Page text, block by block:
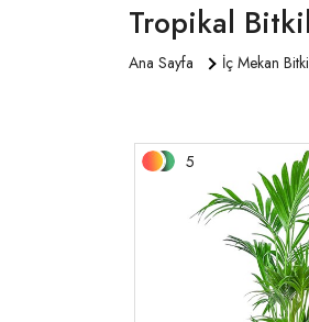
Tropikal
Ana Sayfa İç Mekan
5